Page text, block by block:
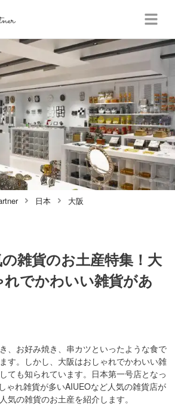
日本 大阪
雑貨のお土産特集！大
でかわいい雑貨があ
、お好み焼き、串カツといったような食で
す。しかし、大阪はおしゃれでかわいい雑
ても知られています。日本第一号店となっ
ゃれ雑貨が多いAIUEOなど人気の雑貨店が
気の雑貨のお土産を紹介します。